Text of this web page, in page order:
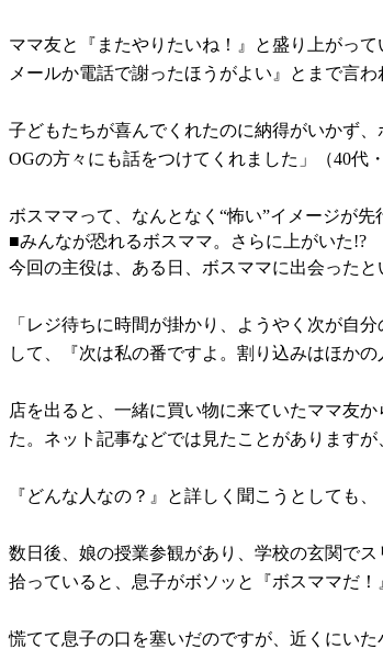
ママ友と『またやりたいね！』と盛り上がっ
メールか電話で謝ったほうがよい』とまで言わ
子どもたちが喜んでくれたのに納得がいかず
OGの方々にも話をつけてくれました」（40代・
ボスママって、なんとなく“怖い”イメージが
■みんなが恐れるボスママ。さらに上がいた!?
今回の主役は、ある日、ボスママに出会った
「レジ待ちに時間が掛かり、ようやく次が自
して、『次は私の番ですよ。割り込みはほか
店を出ると、一緒に買い物に来ていたママ友
た。ネット記事などでは見たことがあります
『どんな人なの？』と詳しく聞こうとしても
数日後、娘の授業参観があり、学校の玄関で
拾っていると、息子がボソッと『ボスママだ
慌てて息子の口を塞いだのですが、近くにい